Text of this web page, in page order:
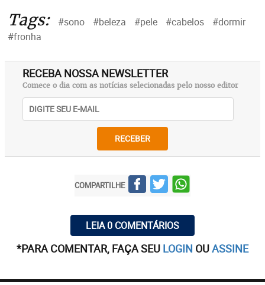
Tags: #sono #beleza #pele #cabelos
#dormir
#fronha
RECEBA NOSSA NEWSLETTER
Comece o dia com as notícias selecionadas pelo nosso editor
RECEBER
COMPARTILHE
LEIA 0 COMENTÁRIOS
*PARA COMENTAR, FAÇA SEU LOGIN OUASSINE